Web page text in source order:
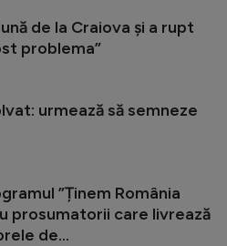
de la Craiova și a rupt
problema”
urmează să semneze
”Ținem România
prosumatorii care livrează
de...